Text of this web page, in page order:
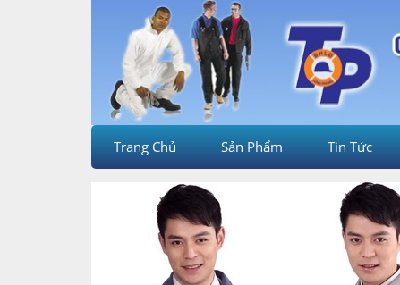
Trang Chủ Sản Phẩm Tin Tức